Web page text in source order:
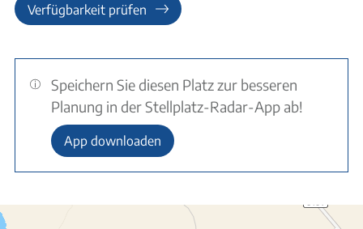
Verfügbarkeit prüfen
Speichern Sie diesen Platz zur besseren
Planung in der Stellplatz-Radar-App ab!
App downloaden